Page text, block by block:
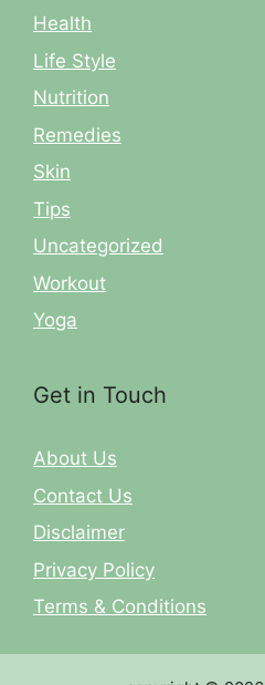
Health
Life Style
Nutrition
Remedies
Skin
Tips
Uncategorized
Workout
Yoga
Get in Touch
About Us
Contact Us
Disclaimer
Privacy Policy
Terms & Conditions